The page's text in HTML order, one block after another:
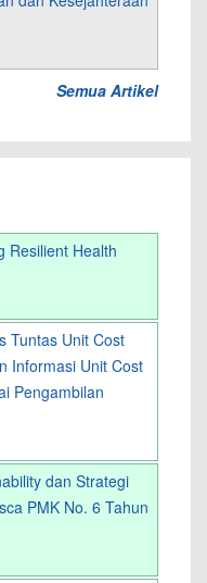
Semua Artikel
Resilient Health
Tuntas Unit Cost
Informasi Unit Cost
Pengambilan
dan Strategi
PMK No. 6 Tahun